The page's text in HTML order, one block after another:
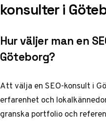
konsulter i
Hur väljer man en
Göteborg?
Att välja en SEO-konsult i
erfarenhet och
granska portfolio och